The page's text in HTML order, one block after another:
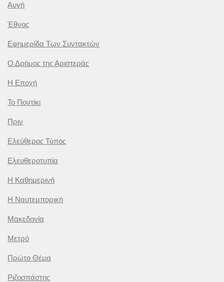
Αυγή
Έθνος
Εφημερίδα Των Συντακτών
Ο Δρόμος της Αριστεράς
Η Εποχή
Το Ποντίκι
Πριν
Ελεύθερος Τύπος
Ελευθεροτυπία
Η Καθημερινή
Η Ναυτεμπορική
Μακεδονία
Μετρό
Πρώτο Θέμα
Ριζοσπάστης